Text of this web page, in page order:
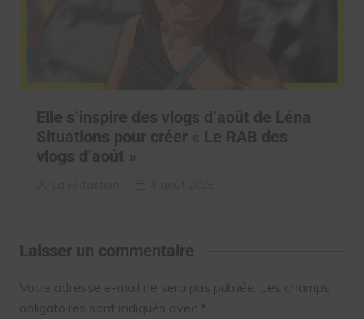
Elle s’inspire des vlogs d’août de Léna
Situations pour créer « Le RAB des
vlogs d’août »
Laisser un commentaire
Votre adresse e-mail ne sera pas publiée. Les champs
obligatoires sont indiqués avec *